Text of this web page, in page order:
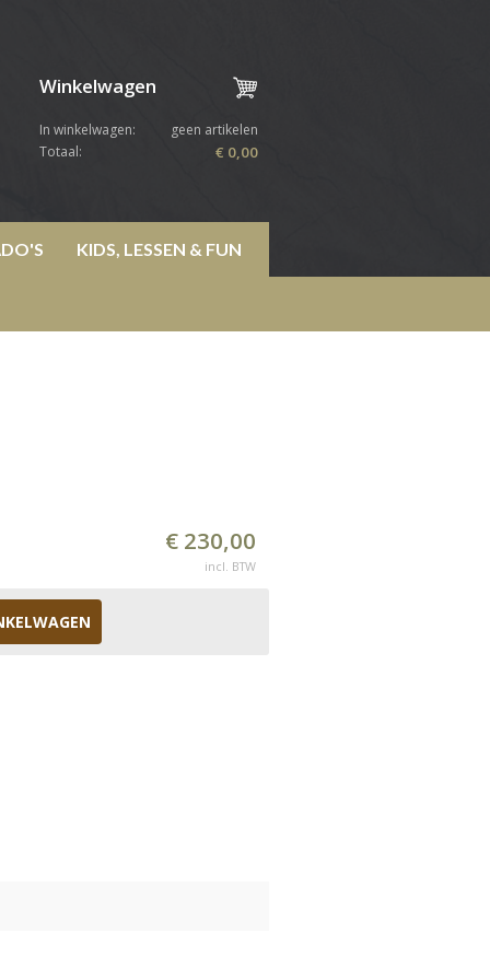
Winkelwagen
In winkelwagen:
geen artikelen
Totaal:
€ 0,00
KIDS, LESSEN & FUN
€ 230,00
incl. BTW